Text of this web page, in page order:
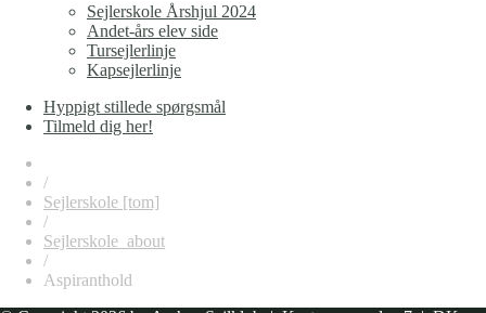
Sejlerskole Årshjul 2024
Andet-års elev side
Tursejlerlinje
Kapsejlerlinje
Hyppigt stillede spørgsmål
Tilmeld dig her!
/
Sejlerskole [tom]
/
Sejlerskole_about
/
Aspiranthold